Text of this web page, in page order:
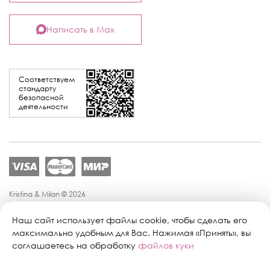
Соответствуем
стандарту
безопасной
деятельности
Написать в Max
Kristina & Milan © 2026
Политика конфиденциальности
Политика обработки персональных данных
Публичная оферта
Персональные настройки файлов cookie
Наш сайт использует файлы cookie, чтобы сделать его
максимально удобным для Вас. Нажимая «Принять», вы
соглашаетесь на обработку файлов куки